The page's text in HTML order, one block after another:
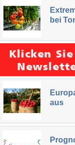
bei
aus